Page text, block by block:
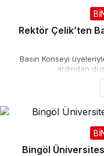
Rektör Çelik’ten
Basın Konseyi
ardından
Bingöl